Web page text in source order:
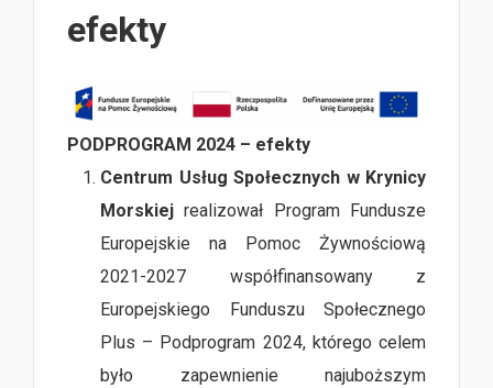
efekty
PODPROGRAM 2024 – efekty
Centrum Usług Społecznych w Krynicy
Morskiej realizował Program Fundusze
Europejskie na Pomoc Żywnościową
2021-2027 współfinansowany z
Europejskiego Funduszu Społecznego
Plus – Podprogram 2024, którego celem
było zapewnienie najuboższym